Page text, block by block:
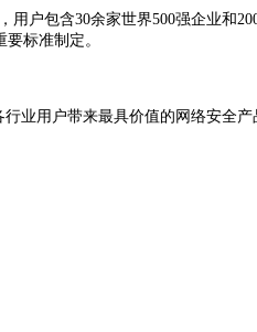
户包含30余家世界500强企业和
标准制定。
用户带来最具价值的网络安全